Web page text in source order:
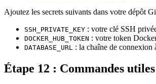
Ajoutez les secrets suivants dans votre dépôt
SSH_PRIVATE_KEY : votre clé SSH
DOCKER_HUB_TOKEN : votre token
DATABASE_URL : la chaîne de connexion
Étape 12 : Commandes